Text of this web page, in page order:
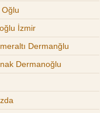
İzmir
Dermanğlu
Dermanoğlu